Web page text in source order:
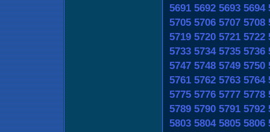
5691 5692 5693 5694
5705 5706 5707 5708
5719 5720 5721 5722
5733 5734 5735 5736
5747 5748 5749 5750
5761 5762 5763 5764
5775 5776 5777 5778
5789 5790 5791 5792
5803 5804 5805 5806